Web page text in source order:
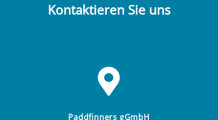
Kontaktieren Sie uns

Paddfinners gGmbH